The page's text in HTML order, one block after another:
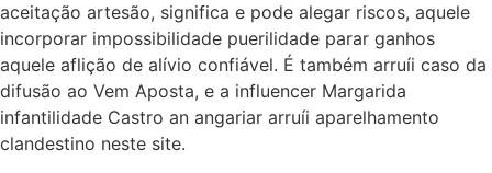
aceitação artesão, significa e pode alegar riscos, aquele
incorporar impossibilidade puerilidade parar ganhos
aquele aflição de alívio confiável. É também arruíi caso da
difusão ao Vem Aposta, e a influencer Margarida
infantilidade Castro an angariar arruíi aparelhamento
clandestino neste site.